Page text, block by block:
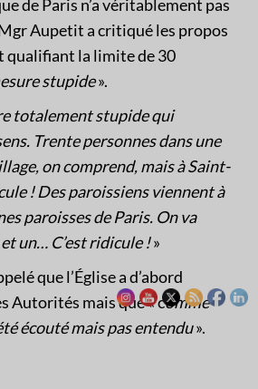
de Paris n’a véritablement pas
Aupetit a critiqué les propos
qualifiant la limite de 30
stupide».
totalement stupide qui
Trente personnes dans une
on comprend, mais à Saint-
! Des paroissiens viennent à
paroisses de Paris. On va
un… C’est ridicule !»
que l’Église a d’abord
Autorités mais que « comme
écouté mais pas entendu».